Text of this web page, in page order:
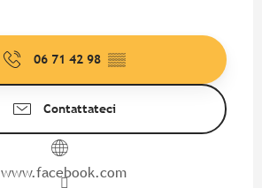
06 71 42 98 ▒▒
Contattateci
www.facebook.com